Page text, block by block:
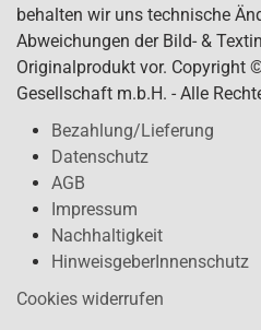
behalten wir uns technische
Abweichungen der Bild- &
Originalprodukt vor. Copyright
Gesellschaft m.b.H. - Alle
Bezahlung/Lieferung
Datenschutz
AGB
Impressum
Nachhaltigkeit
HinweisgeberInnenschutz
Cookies widerrufen